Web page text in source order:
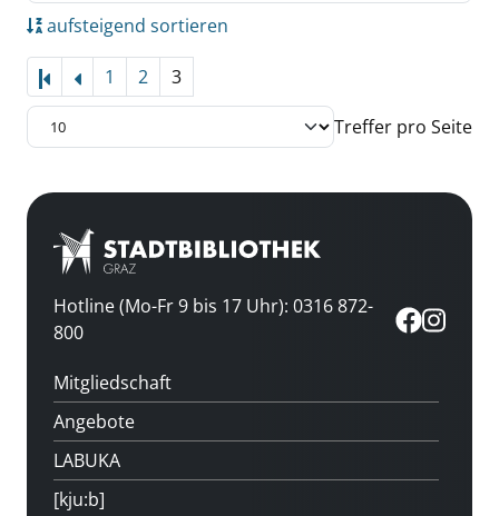
aufsteigend sortieren
1 2 3
Treffer pro Seite
Hotline (Mo-Fr 9 bis 17 Uhr): 0316 872-
800
Mitgliedschaft
Angebote
LABUKA
[kju:b]